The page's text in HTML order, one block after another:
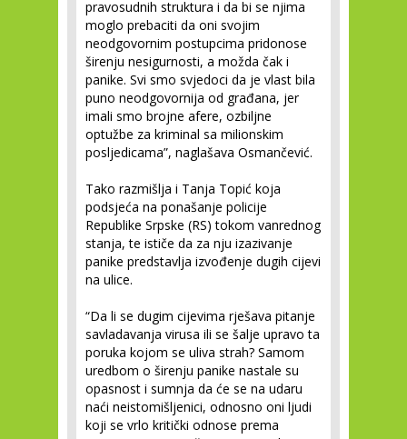
pravosudnih struktura i da bi se njima
moglo prebaciti da oni svojim
neodgovornim postupcima pridonose
širenju nesigurnosti, a možda čak i
panike. Svi smo svjedoci da je vlast bila
puno neodgovornija od građana, jer
imali smo brojne afere, ozbiljne
optužbe za kriminal sa milionskim
posljedicama”, naglašava Osmančević.
Tako razmišlja i Tanja Topić koja
podsjeća na ponašanje policije
Republike Srpske (RS) tokom vanrednog
stanja, te ističe da za nju izazivanje
panike predstavlja izvođenje dugih cijevi
na ulice.
“Da li se dugim cijevima rješava pitanje
savladavanja virusa ili se šalje upravo ta
poruka kojom se uliva strah? Samom
uredbom o širenju panike nastale su
opasnost i sumnja da će se na udaru
naći neistomišljenici, odnosno oni ljudi
koji se vrlo kritički odnose prema